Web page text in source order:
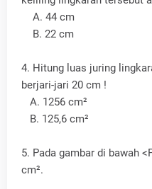
A. 44 cm
B. 22 cm
4. Hitung luas juring
berjari-jari 20 cm !
A. 1256 cm²
B. 125,6 cm²
5. Pada gambar di bawah
cm².